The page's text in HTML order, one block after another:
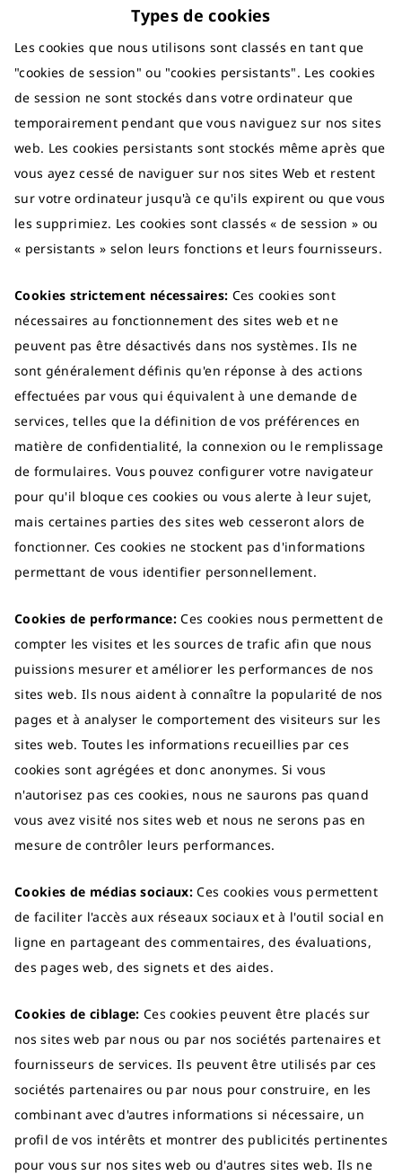
Types de cookies
Les cookies que nous utilisons sont classés en tant que
"cookies de session" ou "cookies persistants". Les cookies
de session ne sont stockés dans votre ordinateur que
temporairement pendant que vous naviguez sur nos sites
web. Les cookies persistants sont stockés même après que
vous ayez cessé de naviguer sur nos sites Web et restent
sur votre ordinateur jusqu'à ce qu'ils expirent ou que vous
les supprimiez. Les cookies sont classés « de session » ou
« persistants » selon leurs fonctions et leurs fournisseurs.
Cookies strictement nécessaires: Ces cookies sont
nécessaires au fonctionnement des sites web et ne
peuvent pas être désactivés dans nos systèmes. Ils ne
sont généralement définis qu'en réponse à des actions
effectuées par vous qui équivalent à une demande de
services, telles que la définition de vos préférences en
matière de confidentialité, la connexion ou le remplissage
de formulaires. Vous pouvez configurer votre navigateur
pour qu'il bloque ces cookies ou vous alerte à leur sujet,
mais certaines parties des sites web cesseront alors de
fonctionner. Ces cookies ne stockent pas d'informations
permettant de vous identifier personnellement.
Cookies de performance: Ces cookies nous permettent de
compter les visites et les sources de trafic afin que nous
puissions mesurer et améliorer les performances de nos
sites web. Ils nous aident à connaître la popularité de nos
pages et à analyser le comportement des visiteurs sur les
sites web. Toutes les informations recueillies par ces
cookies sont agrégées et donc anonymes. Si vous
n'autorisez pas ces cookies, nous ne saurons pas quand
vous avez visité nos sites web et nous ne serons pas en
mesure de contrôler leurs performances.
Cookies de médias sociaux: Ces cookies vous permettent
de faciliter l'accès aux réseaux sociaux et à l'outil social en
ligne en partageant des commentaires, des évaluations,
des pages web, des signets et des aides.
Cookies de ciblage: Ces cookies peuvent être placés sur
nos sites web par nous ou par nos sociétés partenaires et
fournisseurs de services. Ils peuvent être utilisés par ces
sociétés partenaires ou par nous pour construire, en les
combinant avec d'autres informations si nécessaire, un
profil de vos intérêts et montrer des publicités pertinentes
pour vous sur nos sites web ou d'autres sites web. Ils ne